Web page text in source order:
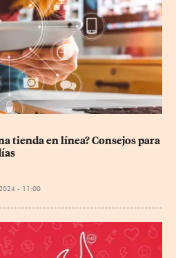
tienda en línea? Consejos para
- 11:00